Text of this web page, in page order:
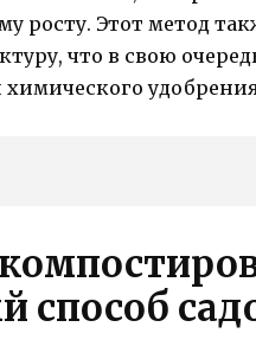
росту. Этот метод
что в свою